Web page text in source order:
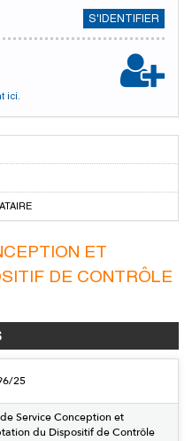
S'IDENTIFIER
ici.
ET
DE CONTRÔLE
25
Service Conception et
du Dispositif de Contrôle